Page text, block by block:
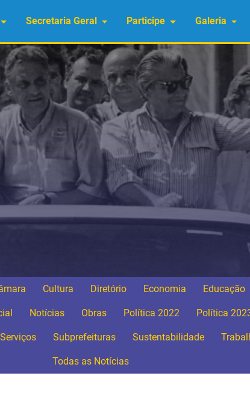
Secretaria Geral Participe Galeria
Cultura Diretório Economia Educação
Notícias Obras Política 2022 Política
Serviços Subprefeituras Sustentabilidade
Todas as Notícias